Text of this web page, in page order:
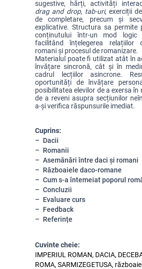
drag and drop, tab-uri, exerciții
de completare, precum și
explicative. Structura sa permite
conținutului într-un mod logic
facilitând înțelegerea relațiilor
romani și procesul de romanizare.
Materialul poate fi utilizat atât în
învățare sincronă, cât și în
cadrul lecțiilor asincrone.
oportunități de învățare
posibilitatea elevilor de a exersa în
de a reveni asupra secțiunilor
a-și verifica răspunsurile imediat.
Cuprins:
Dacii
Romanii
Asemănări între daci și romani
Războaiele daco-romane
Cum s-a întemeiat poporul
Concluzii
Evaluare curs
Feedback
Referințe
Cuvinte cheie:
IMPERIUL ROMAN, DACIA,
ROMA, SARMIZEGETUSA,